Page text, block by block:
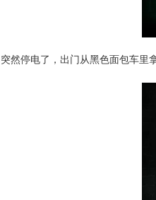
突然停电了，出门从黑色面包车里